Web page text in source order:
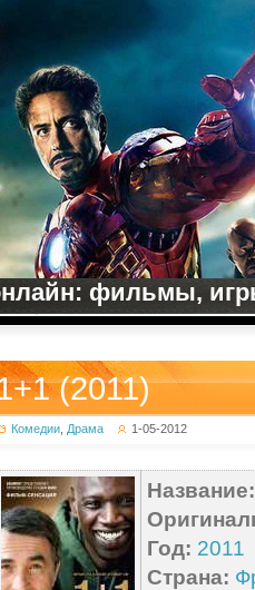
фильмы,
(2011)
Комедии Драма 1-05-2012
Название:
Год: 2011
Страна: